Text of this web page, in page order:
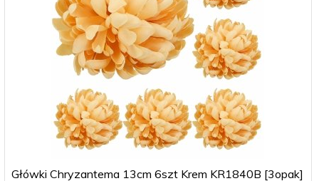
Główki Chryzantema 13cm 6szt Krem KR1840B [3opak]